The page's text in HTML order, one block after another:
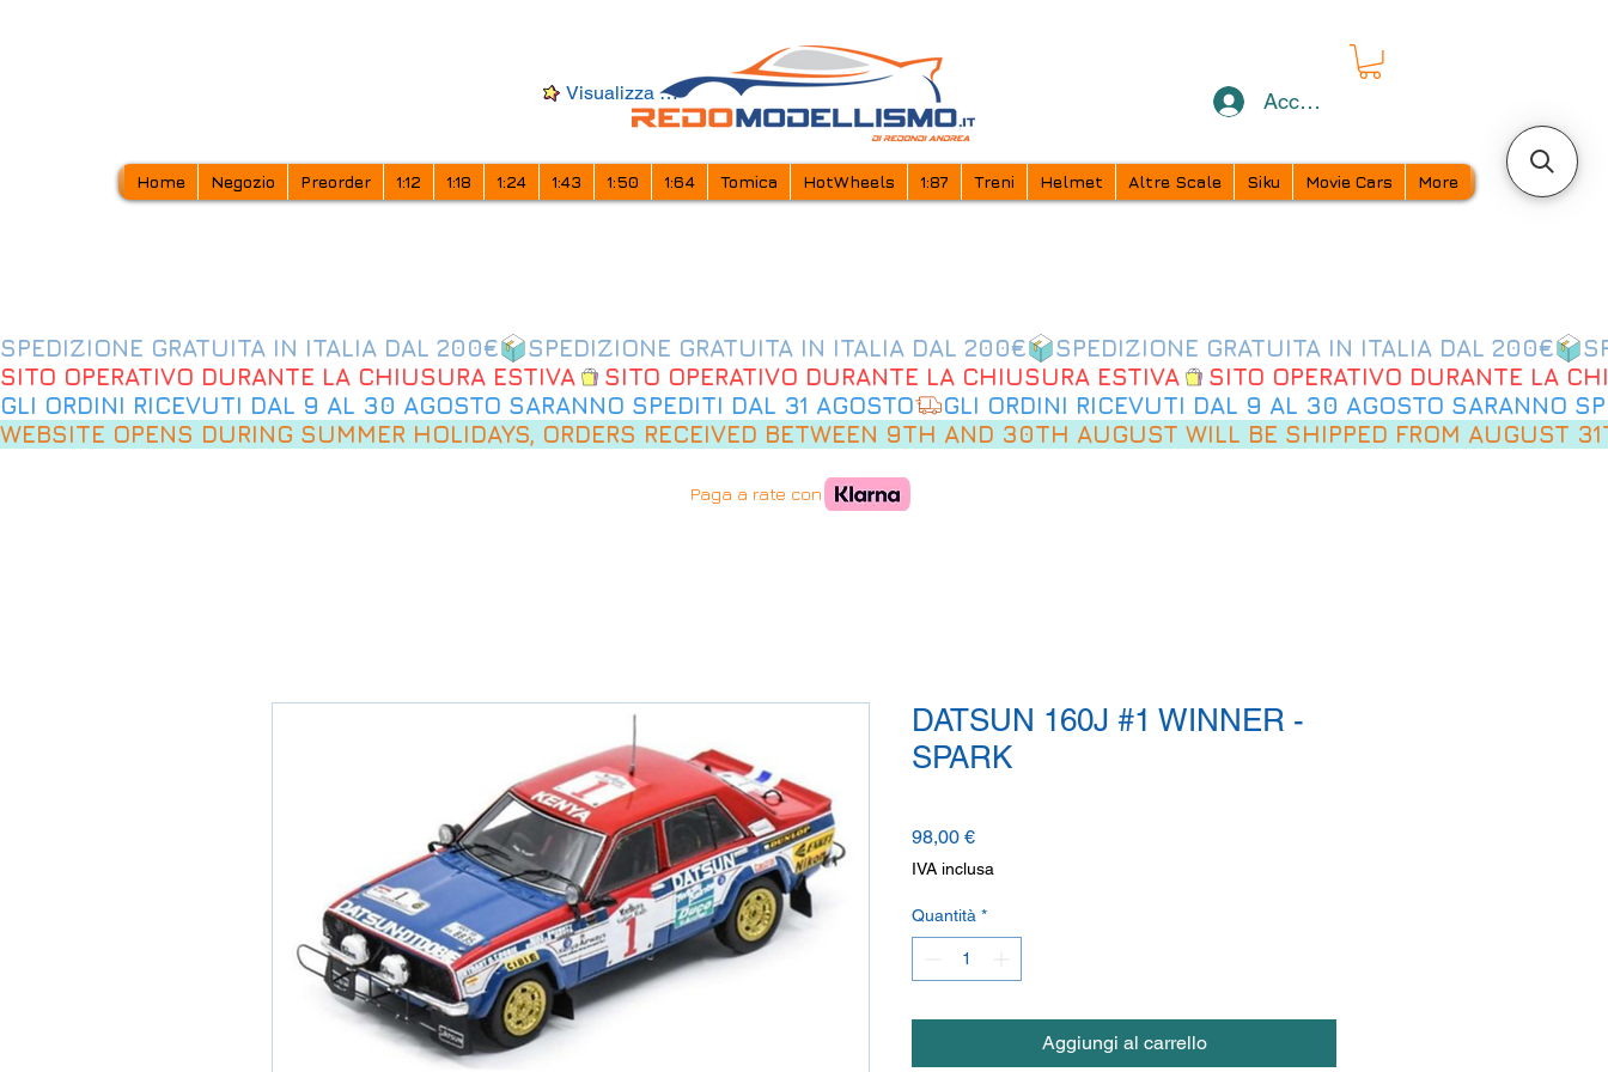
Visualizza punti Accedi
Home Negozio Preorder 1:12 1:18 1:24 1:43 1:50 1:64 Tomica HotWheels 1:87 Treni Helmet Altre Scale Siku Movie Cars More
SPEDIZIONE GRATUITA IN ITALIA DAL 200€
SITO OPERATIVO DURANTE LA CHIUSURA ESTIVA
GLI ORDINI RICEVUTI DAL 9 AL 30 AGOSTO SARANNO SPEDITI DAL 31 AGOSTO
WEBSITE OPENS DURING SUMMER HOLIDAYS, ORDERS RECEIVED BETWEEN 9TH AND 30TH AUGUST WILL BE SHIPPED FROM AUGUST
Paga a rate con
DATSUN 160J #1 WINNER -
SPARK
98,00 €Prezzo
IVA inclusa
Quantità *
Aggiungi al carrello